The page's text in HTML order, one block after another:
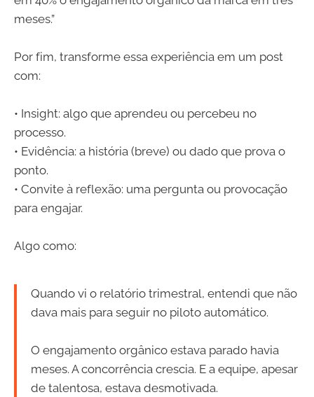
meses.”
Por fim, transforme essa experiência em um post
com:
• Insight: algo que aprendeu ou percebeu no
processo.
• Evidência: a história (breve) ou dado que prova o
ponto.
• Convite à reflexão: uma pergunta ou provocação
para engajar.
Algo como:
Quando vi o relatório trimestral, entendi que não
dava mais para seguir no piloto automático.
O engajamento orgânico estava parado havia
meses. A concorrência crescia. E a equipe, apesar
de talentosa, estava desmotivada.